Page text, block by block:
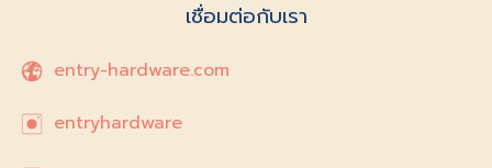
เชื่อมต่อกับเรา
entry-hardware.com
entryhardware